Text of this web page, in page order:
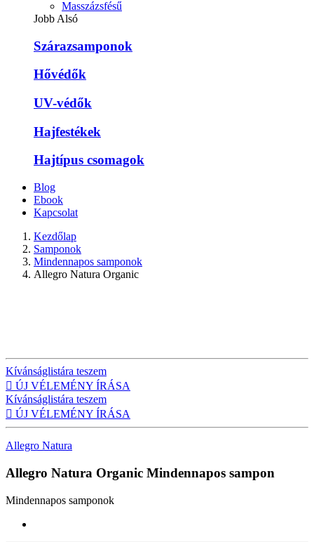
Masszázsfésű
Jobb Alsó
Szárazsamponok
Hővédők
UV-védők
Hajfestékek
Hajtípus csomagok
Blog
Ebook
Kapcsolat
Kezdőlap
Samponok
Mindennapos samponok
Allegro Natura Organic
Kívánságlistára teszem
 ÚJ VÉLEMÉNY ÍRÁSA
Kívánságlistára teszem
 ÚJ VÉLEMÉNY ÍRÁSA
Allegro Natura
Allegro Natura Organic Mindennapos sampon
Mindennapos samponok